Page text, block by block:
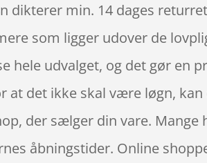
dikterer min. 14 dages
som ligger udover de
hele udvalget, og det gør
det ikke skal være løgn,
der sælger din vare.
åbningstider. Online